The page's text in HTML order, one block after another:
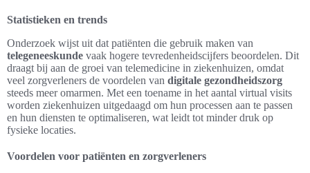
Statistieken en trends
Onderzoek wijst uit dat patiënten die gebruik maken van
telegeneeskunde vaak hogere tevredenheidscijfers beoordelen. Dit
draagt bij aan de groei van telemedicine in ziekenhuizen, omdat
veel zorgverleners de voordelen van digitale gezondheidszorg
steeds meer omarmen. Met een toename in het aantal virtual visits
worden ziekenhuizen uitgedaagd om hun processen aan te passen
en hun diensten te optimaliseren, wat leidt tot minder druk op
fysieke locaties.
Voordelen voor patiënten en zorgverleners